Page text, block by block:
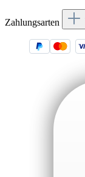
Zahlungsarten